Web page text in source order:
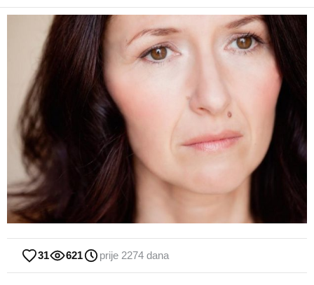
31 621 prije 2274 dana